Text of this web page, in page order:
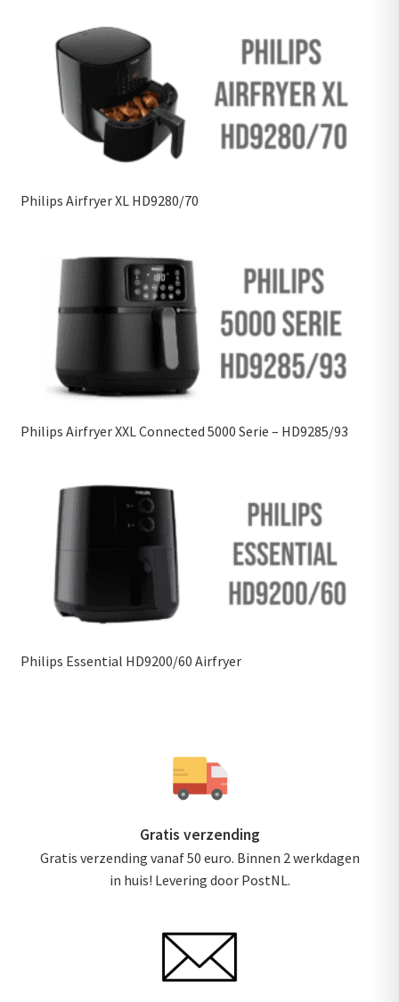
Philips Airfryer XL HD9280/70
Philips Airfryer XXL Connected 5000 Serie – HD9285/93
Philips Essential HD9200/60 Airfryer
Gratis verzending
Gratis verzending vanaf 50 euro. Binnen 2 werkdagen
in huis! Levering door PostNL.